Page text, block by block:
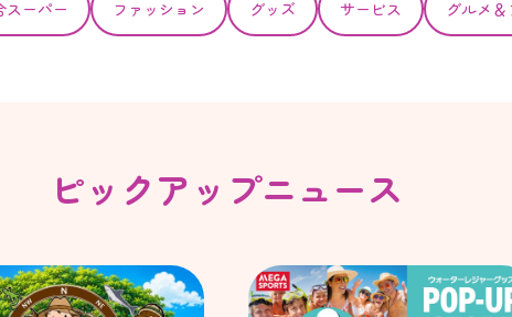
スーパー ファッション グッズ サービス グルメ
ピックアップニュース